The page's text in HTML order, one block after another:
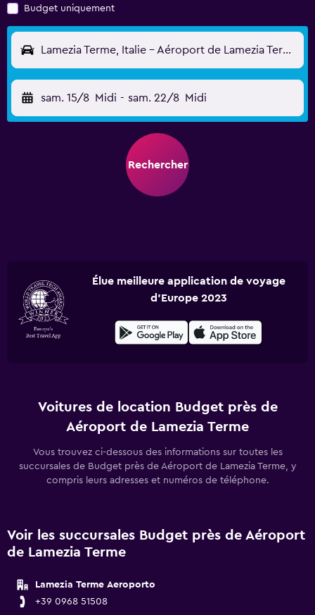
Budget uniquement
Lamezia Terme, Italie - Aéroport de Lamezia Terme (SUF)
sam. 15/8 Midi - sam. 22/8 Midi
Rechercher
Élue meilleure application de voyage
d'Europe 2023
Voitures de location Budget près de
Aéroport de Lamezia Terme
Vous trouvez ci-dessous des informations sur toutes les
succursales de Budget près de Aéroport de Lamezia Terme, y
compris leurs adresses et numéros de téléphone.
Voir les succursales Budget près de Aéroport
de Lamezia Terme
Lamezia Terme Aeroporto
+39 0968 51508